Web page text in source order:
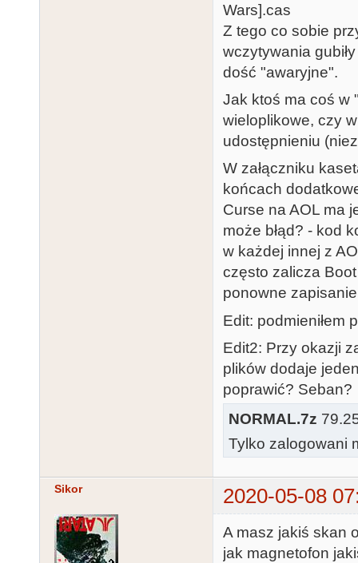
Wars].cas
Z tego co sobie
wczytywania
dość "awaryjne".
Jak ktoś ma coś w
wieloplikowe, czy
udostępnieniu
W załączniku
końcach
Curse na AOL ma
może błąd? - kod
w każdej innej z
często zalicza Boot
ponowne
Edit: podmieniłem
Edit2: Przy okazji
plików dodaje
poprawić? Seban?
NORMAL.7z
Tylko zalogowani
Sikor 2020-05-08
A masz jakiś skan
jak magnetofon